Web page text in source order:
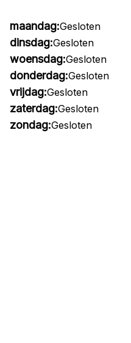
maandag:Gesloten
dinsdag:Gesloten
woensdag:Gesloten
donderdag:Gesloten
vrijdag:Gesloten
zaterdag:Gesloten
zondag:Gesloten